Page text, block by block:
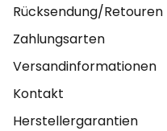
Rücksendung/Retouren
Zahlungsarten
Versandinformationen
Kontakt
Herstellergarantien